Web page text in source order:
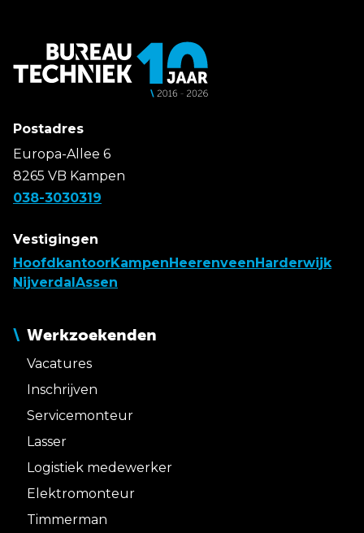
Postadres
Europa-Allee 6
8265 VB Kampen
038-3030319
Vestigingen
HoofdkantoorKampenHeerenveenHarderwijk
NijverdalAssen
Werkzoekenden
Vacatures
Inschrijven
Servicemonteur
Lasser
Logistiek medewerker
Elektromonteur
Timmerman